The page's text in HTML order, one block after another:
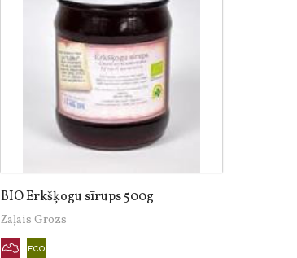
BIO Ērkšķogu sīrups 500g
Zaļais Grozs